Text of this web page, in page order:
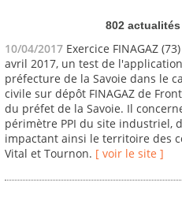
802
10/04/2017 Exercice FINAGAZ
avril 2017, un test de
préfecture de la Savoie dans le
civile sur dépôt FINAGAZ de
du préfet de la Savoie. Il
périmètre PPI du site industriel,
impactant ainsi le territoire des
Vital et Tournon. [ voir le site ]